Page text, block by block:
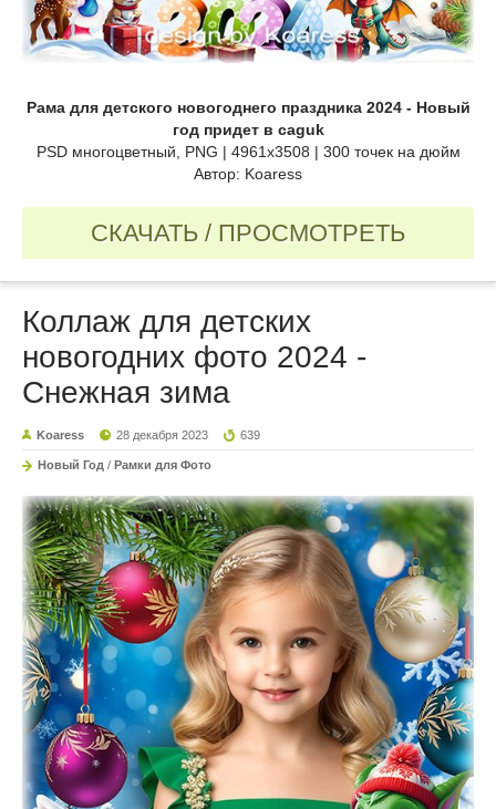
Рама для детского новогоднего праздника 2024 - Новый
год придет в caguk
PSD многоцветный, PNG | 4961x3508 | 300 точек на дюйм
Автор: Koaress
СКАЧАТЬ / ПРОСМОТРЕТЬ
Коллаж для детских
новогодних фото 2024 -
Снежная зима
Koaress 28 декабря 2023 639
Новый Год / Рамки для Фото